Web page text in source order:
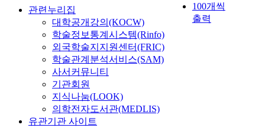
100개씩
출력
관련누리집
대학공개강의(KOCW)
학술정보통계시스템(Rinfo)
외국학술지지원센터(FRIC)
학술관계분석서비스(SAM)
사서커뮤니티
기관회원
지식나눔(LOOK)
의학전자도서관(MEDLIS)
유관기관 사이트